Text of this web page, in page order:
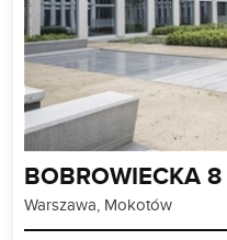
BOBROWIECKA 8
Warszawa, Mokotów